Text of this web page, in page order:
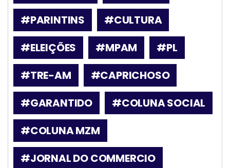
#PARINTINS
#CULTURA
#ELEIÇÕES
#MPAM
#PL
#TRE-AM
#CAPRICHOSO
#GARANTIDO
#COLUNA SOCIAL
#COLUNA MZM
#JORNAL DO COMMERCIO